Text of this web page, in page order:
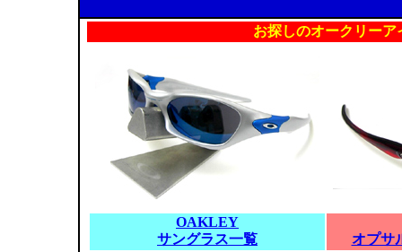
お探しのオークリー
OAKLEY
サングラス一覧
オプサ